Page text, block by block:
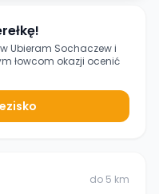
Ubieram Sochaczewi
łowcom okazji ocenić
do 5 km